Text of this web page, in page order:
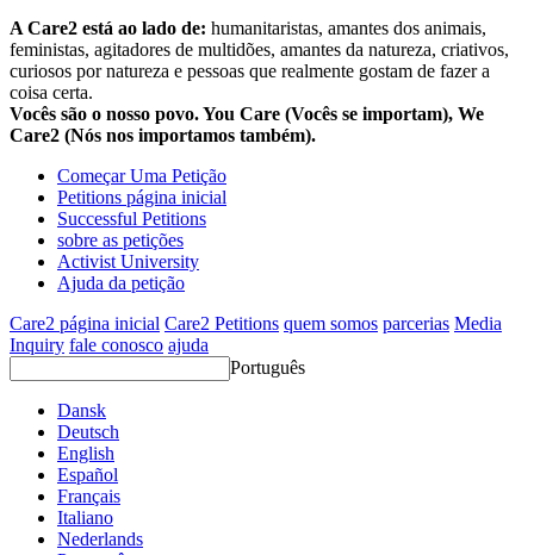
A Care2 está ao lado de: humanitaristas, amantes dos animais,
feministas, agitadores de multidões, amantes da natureza, criativos,
curiosos por natureza e pessoas que realmente gostam de fazer a
coisa certa.
Vocês são o nosso povo. You Care (Vocês se importam), We
Care2 (Nós nos importamos também).
Começar Uma Petição
Petitions página inicial
Successful Petitions
sobre as petições
Activist University
Ajuda da petição
Care2 página inicial Care2 Petitions quem somos parcerias Media
Inquiry fale conosco ajuda
Português
Dansk
Deutsch
English
Español
Français
Italiano
Nederlands